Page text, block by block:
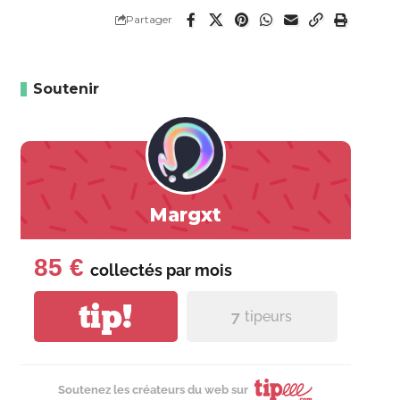
Partager
Soutenir
Margxt
85 € collectés par mois
tip! 7 tipeurs
Soutenez les créateurs du web sur